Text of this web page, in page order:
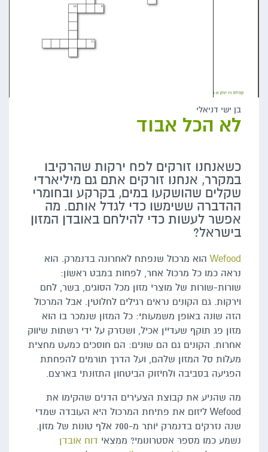
בן ישי דניאלי
לא הכל אבוד
כשאנחנו זורקים לפח ירקות שהרקיבו
במקרר, אנחנו זורקים אתם גם מיליארדי
שקלים שהושקעו במים, בקרקע ובחומרי
ההדברה ששימשו כדי לגדל אותם. מה
אפשר לעשות כדי להילחם באובדן המזון
בישראל?
Wefoodהוא מרכול שנפתח לאחרונה בדנמרק. הוא
נראה כמו כל מרכול אחר, לפחות במבט ראשון:
שורות-שורות של מוצרי מזון מכל הסוגים, בשר, לחם
וירקות. גם הקונים נראים רגילים לחלוטין. אבל המרכול
הזה שונה באופן משמעותי: כל המזון שנמכר בו הוא
מזון פג תוקף שעדיין אכיל, ושנזרק על ידי רשתות שיווק
אחרות. הקונים גם הם שונים: הם חוסכים כמעט מחצית
מעלות סל המזון שלהם, ועל הדרך תורמים להפחתת
הפגיעה בסביבה ולחיזוק הביטחון התזונתי בארצם.
מה שהניע את קבוצת הצעירים הדנים שהקימו את
Wefood ליזום את פתיחת המרכול היא העובדה שמדי
שנה נזרקים בדנמרק יותר מ-700 אלף טונות של מזון.
נשמע כמו מספר אסטרונומי? ממצאי דוח אובדן